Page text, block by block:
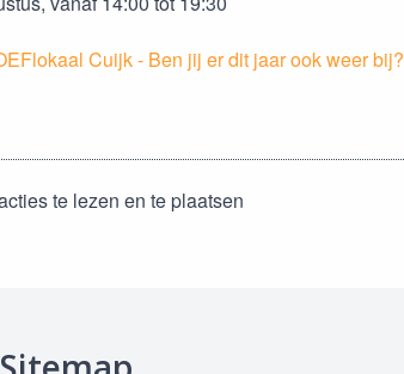
Cuijk - Ben jij er dit jaar ook weer bij?
te lezen en te plaatsen